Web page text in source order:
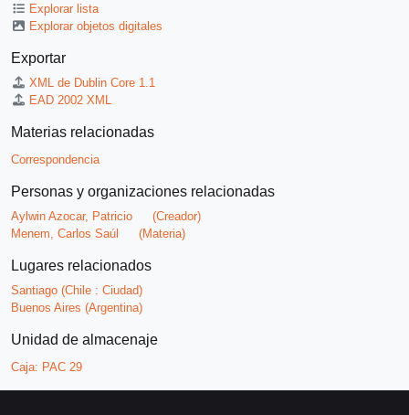
Explorar lista
Explorar objetos digitales
Exportar
XML de Dublin Core 1.1
EAD 2002 XML
Materias relacionadas
Correspondencia
Personas y organizaciones relacionadas
Aylwin Azocar, Patricio
(Creador)
Menem, Carlos Saúl
(Materia)
Lugares relacionados
Santiago (Chile : Ciudad)
Buenos Aires (Argentina)
Unidad de almacenaje
Caja: PAC 29